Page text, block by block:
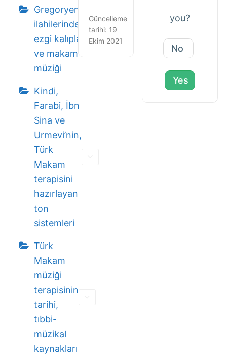
Gregoryen
ilahilerindeki
ezgi kalıpları
ve makam
müziği
Kindi,
Farabi, İbn
Sina ve
Urmevi’nin,
Türk
Makam
terapisini
hazırlayan
ton
sistemleri
Türk
Makam
müziği
terapisinin
tarihi,
tıbbi-
müzikal
kaynakları
Güncelleme
tarihi: 19
Ekim 2021
you?
No
Yes